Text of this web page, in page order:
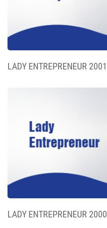
LADY ENTREPRENEUR 2001
LADY ENTREPRENEUR 2000